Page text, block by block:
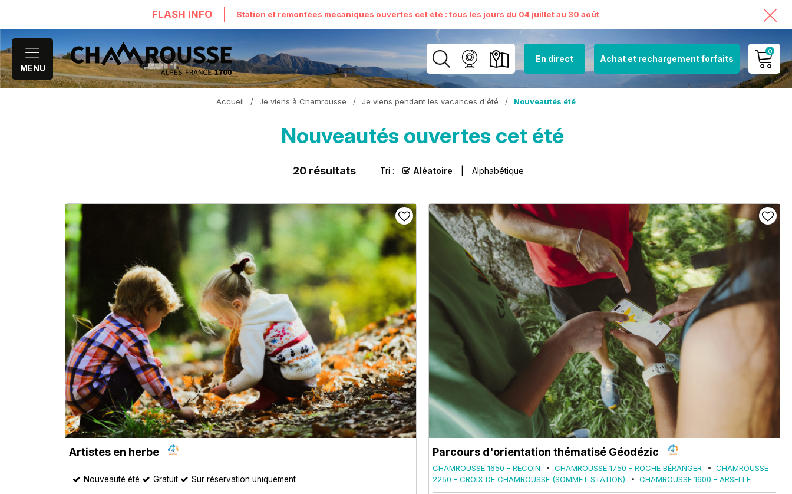
FLASH INFO Station et remontées mécaniques ouvertes cet été : tous les jours du 04 juillet au 30 août
MENU
En direct Achat et rechargement forfaits
0
MON COMPTE
Accueil / Je viens à Chamrousse / Je viens pendant les vacances d'été / Nouveautés été
Nouveautés ouvertes cet été
20résultats Tri : Aléatoire Alphabétique
Artistes en herbe
Nouveauté été Gratuit Sur réservation uniquement
Parcours d'orientation thématisé Géodézic
CHAMROUSSE 1650 - RECOIN CHAMROUSSE 1750 - ROCHE BÉRANGER
CHAMROUSSE
2250 - CROIX DE CHAMROUSSE (SOMMET STATION)
CHAMROUSSE 1600 - ARSELLE